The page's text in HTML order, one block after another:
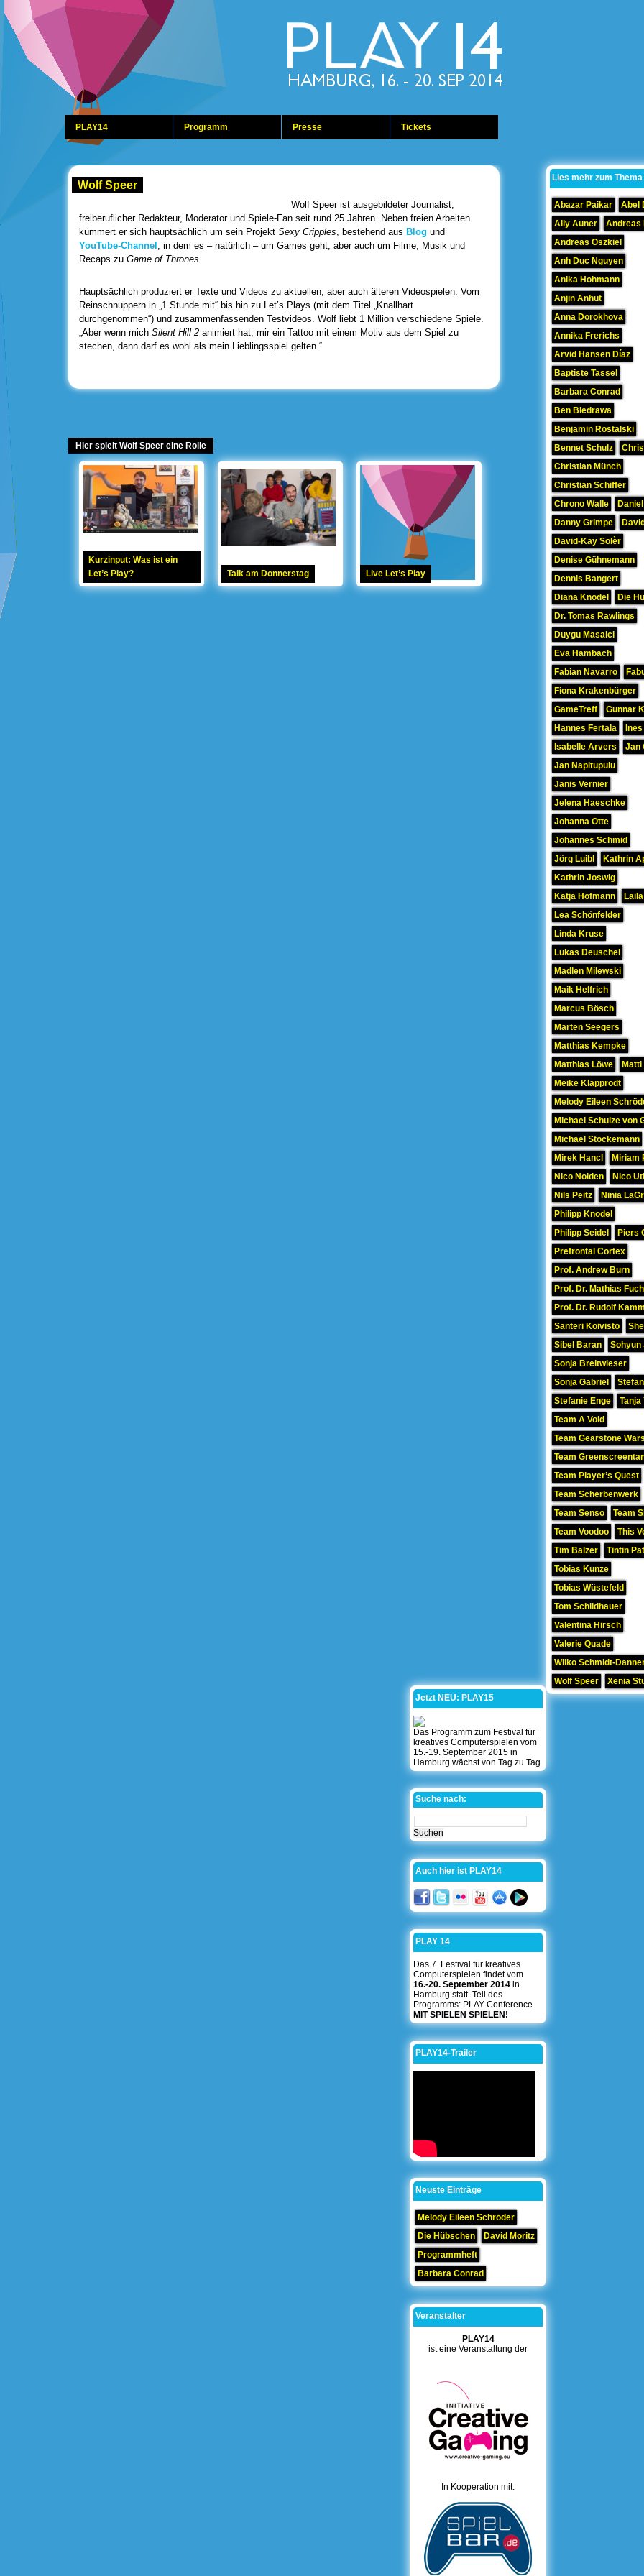
PLAY14 Programm Presse Tickets
Wolf Speer
Wolf Speer ist ausgebildeter Journalist,
freiberuflicher Redakteur, Moderator und Spiele-Fan seit rund 25 Jahren. Neben freien Arbeiten
kümmert er sich hauptsächlich um sein Projekt Sexy Cripples, bestehend aus Blog und
YouTube-Channel , in dem es – natürlich – um Games geht, aber auch um Filme, Musik und
Recaps zu Game of Thrones.
Hauptsächlich produziert er Texte und Videos zu aktuellen, aber auch älteren Videospielen. Vom
Reinschnuppern in „1 Stunde mit“ bis hin zu Let’s Plays (mit dem Titel „Knallhart
durchgenommen“) und zusammenfassenden Testvideos. Wolf liebt 1 Million verschiedene Spiele.
„Aber wenn mich Silent Hill 2 animiert hat, mir ein Tattoo mit einem Motiv aus dem Spiel zu
stechen, dann darf es wohl als mein Lieblingsspiel gelten.“
Hier spielt Wolf Speer eine Rolle
Kurzinput: Was ist ein
Let’s Play?
Talk am Donnerstag Live Let’s Play
Lies mehr zum Thema
Abazar Paikar
Abel
Ally Auner
Andreas
Andreas Oszkiel
Anh Duc Nguyen
Anika Hohmann
Anjin Anhut
Anna Dorokhova
Annika Frerichs
Arvid Hansen Díaz
Baptiste Tassel
Barbara Conrad
Ben Biedrawa
Benjamin Rostalski
Bennet Schulz
Christian Münch
Christian Schiffer
Chrono Walle
Danny Grimpe
David-Kay Solèr
Denise Gühnemann
Dennis Bangert
Diana Knodel
Die
Dr. Tomas Rawlings
Duygu Masalci
Eva Hambach
Fabian Navarro
Fiona Krakenbürger
GameTreff
Gunnar
Hannes Fertala
Isabelle Arvers
Jan
Jan Napitupulu
Janis Vernier
Jelena Haeschke
Johanna Otte
Johannes Schmid
Jörg Luibl
Kathrin
Kathrin Joswig
Katja Hofmann
Lea Schönfelder
Linda Kruse
Lukas Deuschel
Madlen Milewski
Maik Helfrich
Marcus Bösch
Marten Seegers
Matthias Kempke
Matthias Löwe
Matti
Meike Klapprodt
Melody Eileen
Michael Schulze von
Michael Stöckemann
Mirek Hancl
Miriam
Nico Nolden
Nico
Nils Peitz
Ninia
Philipp Knodel
Philipp Seidel
Piers
Prefrontal Cortex
Prof. Andrew Burn
Prof. Dr. Mathias
Prof. Dr. Rudolf
Santeri Koivisto
Sibel Baran
Sohyun
Sonja Breitwieser
Sonja Gabriel
Stefanie Enge
Tanja
Team A Void
Team Gearstone Wars
Team
Team Player’s Quest
Team Scherbenwerk
Team Senso
Team
Team Voodoo
This
Tim Balzer
Tintin
Tobias Kunze
Tobias Wüstefeld
Tom Schildhauer
Valentina Hirsch
Valerie Quade
Wilko Schmidt-
Wolf Speer
Xenia
Jetzt NEU: PLAY15
Das Programm zum Festival für
kreatives Computerspielen vom
15.-19. September 2015 in
Hamburg wächst von Tag zu Tag
Suche nach:
Auch hier ist PLAY14
PLAY 14
Das 7. Festival für kreatives
Computerspielen findet vom
16.-20. September 2014 in
Hamburg statt. Teil des
Programms: PLAY-Conference
MIT SPIELEN SPIELEN!
PLAY14-Trailer
Neuste Einträge
Melody Eileen Schröder
Die Hübschen
David Moritz
Programmheft
Barbara Conrad
Veranstalter
PLAY14
ist eine Veranstaltung der
In Kooperation mit: